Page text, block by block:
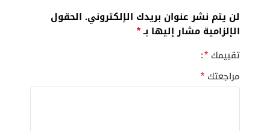
لن يتم نشر عنوان بريدك الإلكتروني. الحقول
الإلزامية مشار إليها بـ*
تقييمك *
مراجعتك *